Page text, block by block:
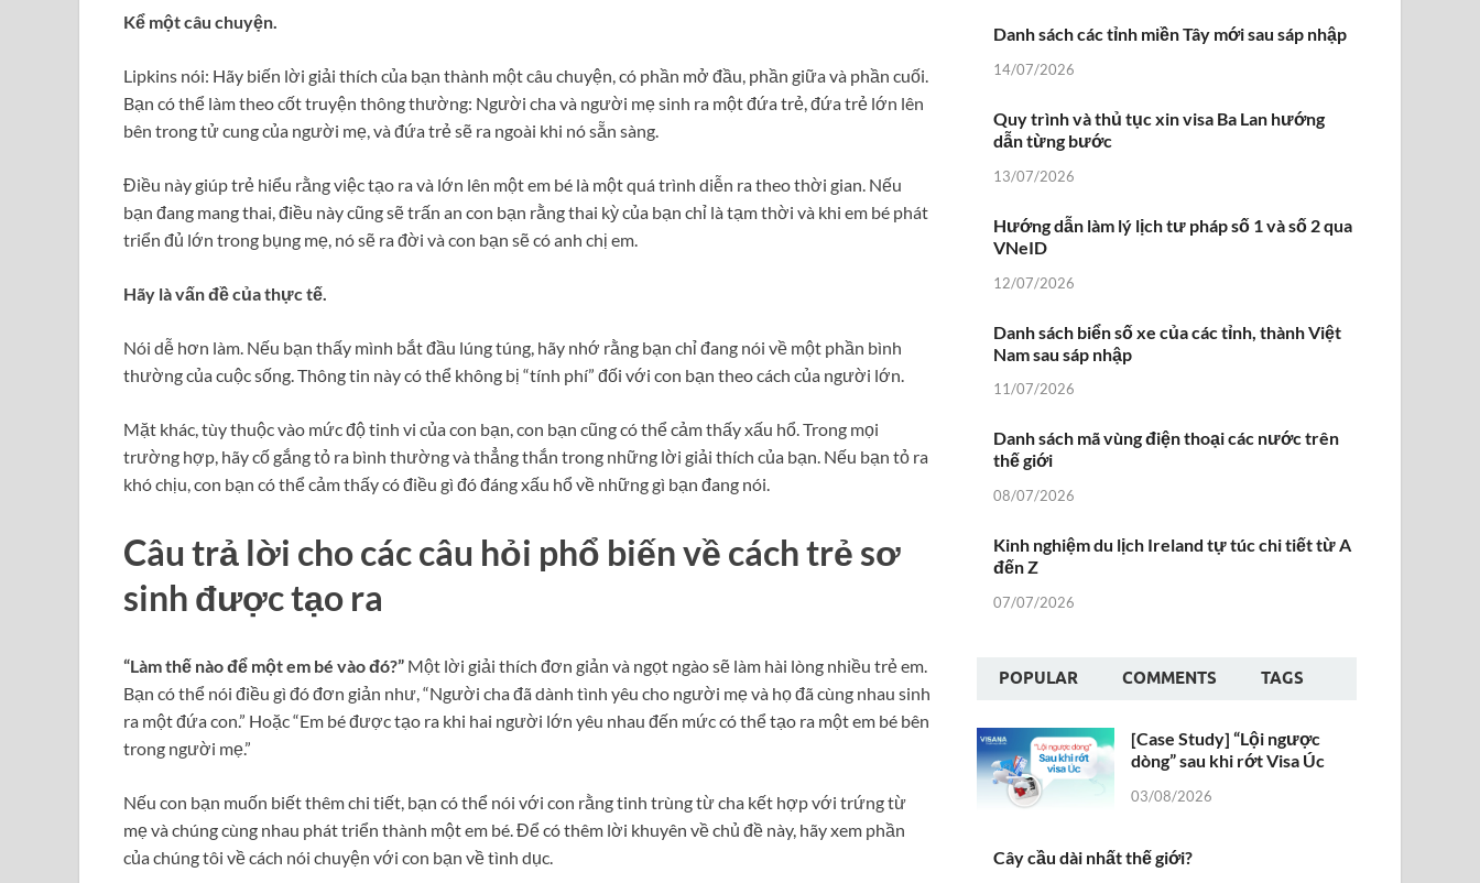
Kể một câu chuyện.
Lipkins nói: Hãy biến lời giải thích của bạn thành một câu chuyện, có phần mở đầu, phần giữa và phần cuối.
Bạn có thể làm theo cốt truyện thông thường: Người cha và người mẹ sinh ra một đứa trẻ, đứa trẻ lớn lên
bên trong tử cung của người mẹ, và đứa trẻ sẽ ra ngoài khi nó sẵn sàng.
Điều này giúp trẻ hiểu rằng việc tạo ra và lớn lên một em bé là một quá trình diễn ra theo thời gian. Nếu
bạn đang mang thai, điều này cũng sẽ trấn an con bạn rằng thai kỳ của bạn chỉ là tạm thời và khi em bé phát
triển đủ lớn trong bụng mẹ, nó sẽ ra đời và con bạn sẽ có anh chị em.
Hãy là vấn đề của thực tế.
Nói dễ hơn làm. Nếu bạn thấy mình bắt đầu lúng túng, hãy nhớ rằng bạn chỉ đang nói về một phần bình
thường của cuộc sống. Thông tin này có thể không bị “tính phí” đối với con bạn theo cách của người lớn.
Mặt khác, tùy thuộc vào mức độ tinh vi của con bạn, con bạn cũng có thể cảm thấy xấu hổ. Trong mọi
trường hợp, hãy cố gắng tỏ ra bình thường và thẳng thắn trong những lời giải thích của bạn. Nếu bạn tỏ ra
khó chịu, con bạn có thể cảm thấy có điều gì đó đáng xấu hổ về những gì bạn đang nói.
Câu trả lời cho các câu hỏi phổ biến về cách trẻ sơ
sinh được tạo ra
“Làm thế nào để một em bé vào đó?” Một lời giải thích đơn giản và ngọt ngào sẽ làm hài lòng nhiều trẻ em.
Bạn có thể nói điều gì đó đơn giản như, “Người cha đã dành tình yêu cho người mẹ và họ đã cùng nhau sinh
ra một đứa con.” Hoặc “Em bé được tạo ra khi hai người lớn yêu nhau đến mức có thể tạo ra một em bé bên
trong người mẹ.”
Nếu con bạn muốn biết thêm chi tiết, bạn có thể nói với con rằng tinh trùng từ cha kết hợp với trứng từ
mẹ và chúng cùng nhau phát triển thành một em bé. Để có thêm lời khuyên về chủ đề này, hãy xem phần
của chúng tôi về cách nói chuyện với con bạn về tình dục.
Danh sách các tỉnh miền Tây mới sau sáp nhập
14/07/2026
Quy trình và thủ tục xin visa Ba Lan hướng
dẫn từng bước
13/07/2026
Hướng dẫn làm lý lịch tư pháp số 1 và số 2 qua
VNeID
12/07/2026
Danh sách biển số xe của các tỉnh, thành Việt
Nam sau sáp nhập
11/07/2026
Danh sách mã vùng điện thoại các nước trên
thế giới
08/07/2026
Kinh nghiệm du lịch Ireland tự túc chi tiết từ A
đến Z
07/07/2026
POPULAR COMMENTS TAGS
[Case Study] “Lội ngược
dòng” sau khi rớt Visa Úc
03/08/2026
Cây cầu dài nhất thế giới?